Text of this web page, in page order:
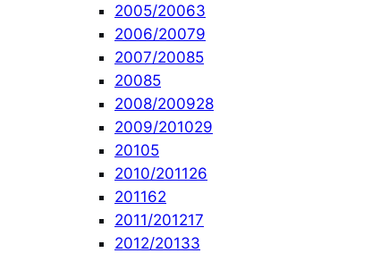
2005/20063
2006/20079
2007/20085
20085
2008/200928
2009/201029
20105
2010/201126
201162
2011/201217
2012/20133